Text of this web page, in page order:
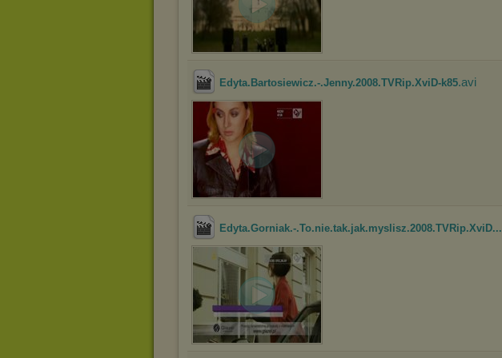
Edyta.Bartosiewicz.-.Jenny.2008.TVRip.XviD-k85.avi
Edyta.Gorniak.-.To.nie.tak.jak.myslisz.2008.TVRip.XviD...